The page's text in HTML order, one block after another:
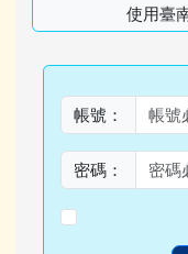
使用臺
帳號：
密碼：